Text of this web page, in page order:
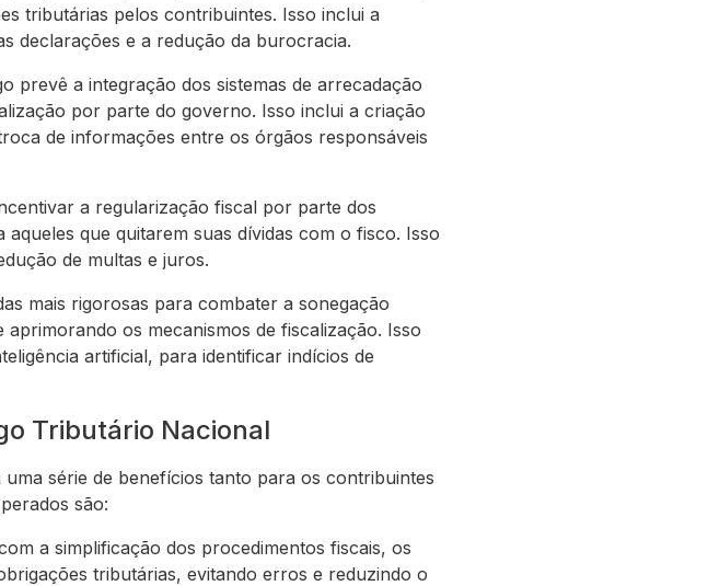
tributárias pelos contribuintes. Isso inclui a
declarações e a redução da burocracia.
prevê a integração dos sistemas de arrecadação
por parte do governo. Isso inclui a criação
de informações entre os órgãos responsáveis
a regularização fiscal por parte dos
que quitarem suas dívidas com o fisco. Isso
de multas e juros.
mais rigorosas para combater a sonegação
os mecanismos de fiscalização. Isso
artificial, para identificar indícios de
Tributário Nacional
série de benefícios tanto para os contribuintes
são:
a simplificação dos procedimentos fiscais, os
tributárias, evitando erros e reduzindo o